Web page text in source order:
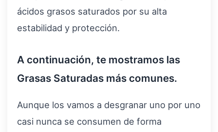
ácidos grasos saturados por su alta
estabilidad y protección.
A continuación, te mostramos las
Grasas Saturadas más comunes.
Aunque los vamos a desgranar uno por uno
casi nunca se consumen de forma